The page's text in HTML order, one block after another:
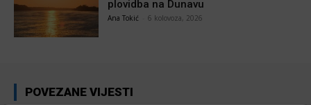
plovidba na Dunavu
Ana Tokić 6 kolovoza, 2026
POVEZANE VIJESTI